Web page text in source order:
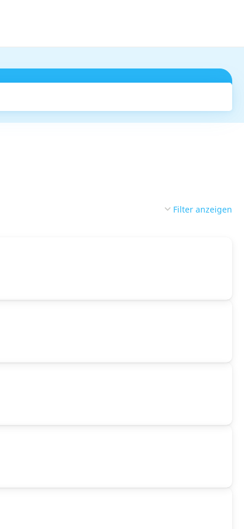
Filter anzeigen